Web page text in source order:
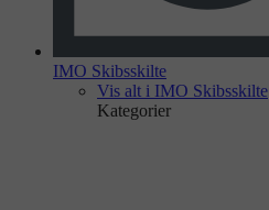
IMO Skibsskilte
Vis alt i IMO Skibsskilte
Kategorier